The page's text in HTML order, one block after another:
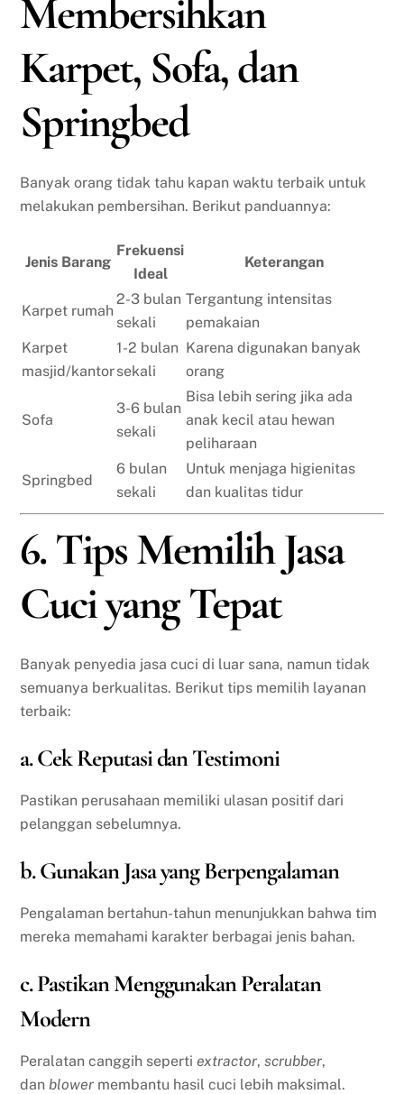
Membersihkan
Karpet, Sofa, dan
Springbed
Banyak orang tidak tahu kapan waktu terbaik untuk
melakukan pembersihan. Berikut panduannya:
Jenis Barang
Frekuensi
Ideal
Keterangan
Karpet rumah
2-3 bulan
sekali
Tergantung intensitas
pemakaian
Karpet
masjid/kantor
1-2 bulan
sekali
Karena digunakan banyak
orang
Sofa
3-6 bulan
sekali
Bisa lebih sering jika ada
anak kecil atau hewan
peliharaan
Springbed
6 bulan
sekali
Untuk menjaga higienitas
dan kualitas tidur
6. Tips Memilih Jasa
Cuci yang Tepat
Banyak penyedia jasa cuci di luar sana, namun tidak
semuanya berkualitas. Berikut tips memilih layanan
terbaik:
a. Cek Reputasi dan Testimoni
Pastikan perusahaan memiliki ulasan positif dari
pelanggan sebelumnya.
b. Gunakan Jasa yang Berpengalaman
Pengalaman bertahun-tahun menunjukkan bahwa tim
mereka memahami karakter berbagai jenis bahan.
c. Pastikan Menggunakan Peralatan
Modern
Peralatan canggih sepertiextractor,scrubber,
dan blower membantu hasil cuci lebih maksimal.